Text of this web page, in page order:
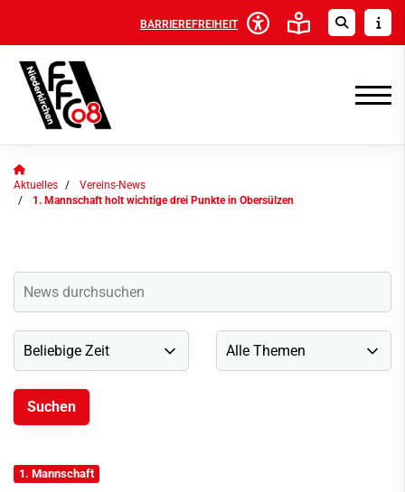
BARRIEREFREIHEIT
Aktuelles
Vereins-News
1. Mannschaft holt wichtige drei Punkte in Obersülzen
1. Mannschaft